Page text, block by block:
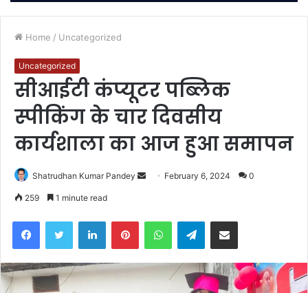
Home / Uncategorized
Uncategorized
सीआईटी कंप्यूटर पब्लिक
स्पीकिंग के चार दिवसीय
कार्यशाला का आज हुआ समापन
Shatrudhan Kumar Pandey
Send February 6, 2024 0
259 1 minute read
FacebookTwitter LinkedInPinterestWhatsAppTelegramShare via Email